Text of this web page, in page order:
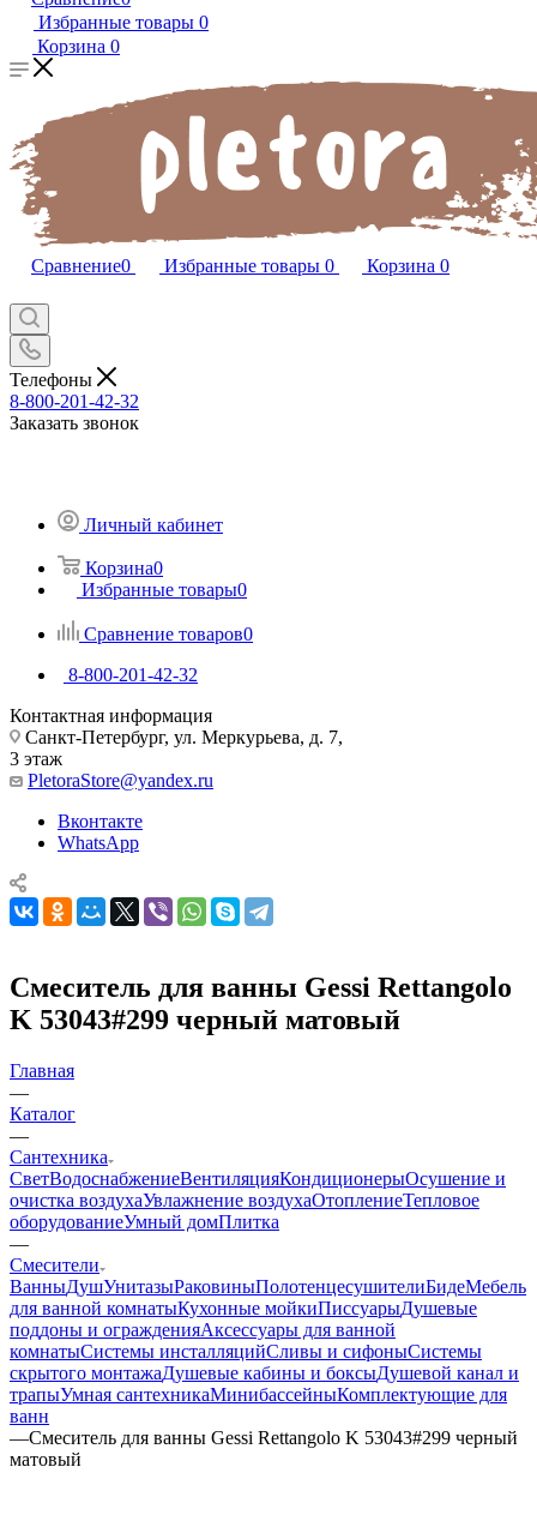
Избранные товары 0
Корзина 0
Сравнение0 Избранные товары 0 Корзина 0
Телефоны
8-800-201-42-32
Заказать звонок
Личный кабинет
Корзина0
Избранные товары0
Сравнение товаров0
8-800-201-42-32
Контактная информация
Санкт-Петербург, ул. Меркурьева, д. 7,
3 этаж
PletoraStore@yandex.ru
Вконтакте
WhatsApp
Смеситель для ванны Gessi Rettangolo
K 53043#299 черный матовый
Главная
—
Каталог
—
Сантехника
СветВодоснабжениеВентиляцияКондиционерыОсушение и
очистка воздухаУвлажнение воздухаОтоплениеТепловое
оборудованиеУмный домПлитка
—
Смесители
ВанныДушУнитазыРаковиныПолотенцесушителиБидеМебель
для ванной комнатыКухонные мойкиПиссуарыДушевые
поддоны и огражденияАксессуары для ванной
комнатыСистемы инсталляцийСливы и сифоныСистемы
скрытого монтажаДушевые кабины и боксыДушевой канал и
трапыУмная сантехникаМинибассейныКомплектующие для
ванн
—Смеситель для ванны Gessi Rettangolo K 53043#299 черный
матовый